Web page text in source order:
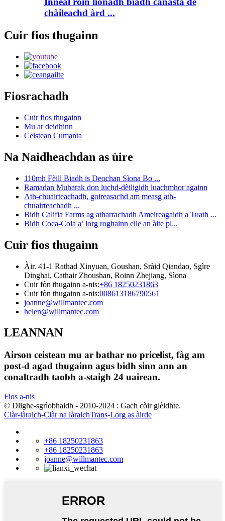
chàileachd àrd ...
Cuir fios thugainn
Fiosrachadh
Cuir fios thugainn
Mu ar deidhinn
Ceistean Cumanta
Na Naidheachdan as ùire
110mh Fèill Biadh is Deochan Sìona Bo ...
Ramadan Mubarak don luchd-dèiligidh luachmhor againn
Ath-chuairteachadh, goireasachd am measg ath-
chuairteachadh ...
Bidh Califia Farms ag atharrachadh Ameireagaidh a Tuath ...
Bidh Coca-Cola a’ lorg roghainn eile an àite pl...
Cuir fios thugainn
Àir. 41-1 Rathad Xinyuan, Goushan, Sràid Qiandao, Sgìre
Dinghai, Cathair Zhoushan, Roinn Zhejiang, Sìona
Cuir fòn thugainn a-nis:+86 18250231863
Cuir fòn thugainn a-nis:008613186790561
joanne@willmantec.com
helen@willmantec.com
LEANNAN
Airson ceistean mu ar bathar no pricelist, fàg am
post-d agad thugainn agus bidh sinn ann an
conaltradh taobh a-staigh 24 uairean.
Fios a-nis
© Dlighe-sgrìobhaidh - 2010-2024 : Gach còir glèidhte.
Clàr-làraich-Clàr na làraichTrans-Lorg as àirde
+86 18250231863
+86 18250231863
joanne@willmantec.com